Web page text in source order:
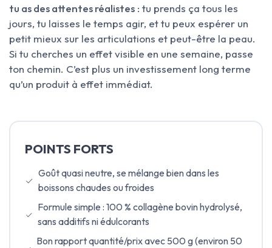
tu as des attentes réalistes : tu prends ça tous les
jours, tu laisses le temps agir, et tu peux espérer un
petit mieux sur les articulations et peut-être la peau.
Si tu cherches un effet visible en une semaine, passe
ton chemin. C’est plus un investissement long terme
qu’un produit à effet immédiat.
POINTS FORTS
Goût quasi neutre, se mélange bien dans les
boissons chaudes ou froides
Formule simple : 100 % collagène bovin hydrolysé,
sans additifs ni édulcorants
Bon rapport quantité/prix avec 500 g (environ 50